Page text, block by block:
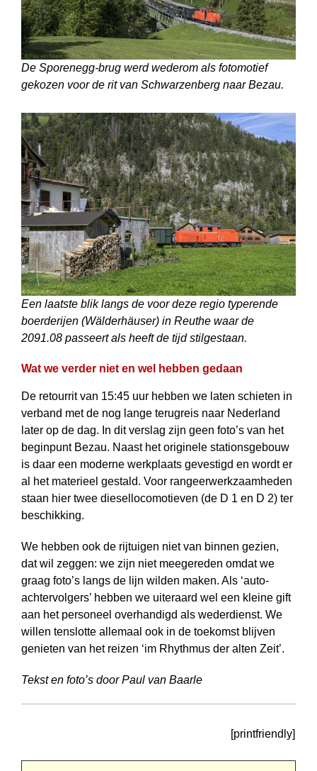
De Sporenegg-brug werd wederom als fotomotief
gekozen voor de rit van Schwarzenberg naar Bezau.
Een laatste blik langs de voor deze regio typerende
boerderijen (Wälderhäuser) in Reuthe waar de
2091.08 passeert als heeft de tijd stilgestaan.
Wat we verder niet en wel hebben gedaan
De retourrit van 15:45 uur hebben we laten schieten in
verband met de nog lange terugreis naar Nederland
later op de dag. In dit verslag zijn geen foto’s van het
beginpunt Bezau. Naast het originele stationsgebouw
is daar een moderne werk­plaats gevestigd en wordt er
al het materieel gestald. Voor rangeer­werk­zaam­heden
staan hier twee diesellocomotieven (de D 1 en D 2) ter
beschikking.
We hebben ook de rijtuigen niet van binnen gezien,
dat wil zeggen: we zijn niet meegereden omdat we
graag foto’s langs de lijn wilden maken. Als ‘auto­
achter­volgers’ hebben we uiteraard wel een kleine gift
aan het personeel overhandigd als wederdienst. We
willen tenslotte allemaal ook in de toekomst blijven
genieten van het reizen ‘im Rhythmus der alten Zeit’.
Tekst en foto’s door Paul van Baarle
[printfriendly]